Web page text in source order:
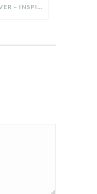
SCHLAFZIMMER MAKEOVER – INSPIRATION FÜR DEIN SCHLAFZIMMER: AUS ALT MACH NEU – HELL, GEMÜTLICH UND EINLADEND